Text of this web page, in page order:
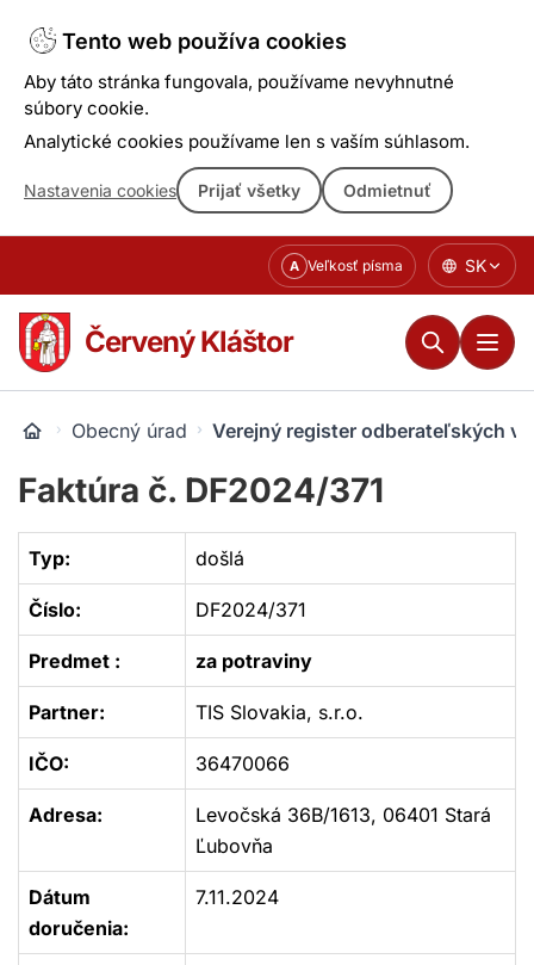
Tento web používa cookies
Aby táto stránka fungovala, používame nevyhnutné
súbory cookie.
Analytické cookies používame len s vaším súhlasom.
Nastavenia cookies Prijať všetky Odmietnuť
obsahu
A Veľkosť písma SK
Červený Kláštor
Obecný úrad Verejný register odberateľských
Faktúra č. DF2024/371
Typ: došlá
Číslo: DF2024/371
Predmet : za potraviny
Partner: TIS Slovakia, s.r.o.
IČO: 36470066
Adresa:
Levočská 36B/1613, 06401 Stará
Ľubovňa
Dátum
doručenia:
7.11.2024